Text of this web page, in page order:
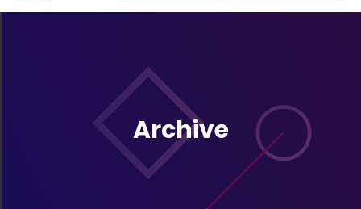
Archive